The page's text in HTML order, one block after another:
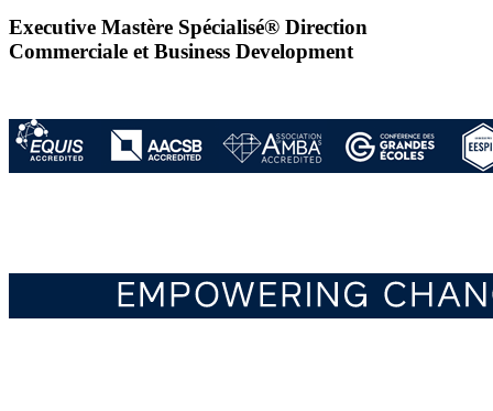
Executive Mastère Spécialisé® Direction
Commerciale et Business Development